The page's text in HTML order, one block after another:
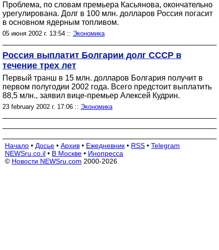
Проблема, по словам премьера Касьянова, окончательно
урегулирована. Долг в 100 млн. долларов Россия погасит
в основном ядерным топливом.
05 июня 2002 г. 13:54 :: Экономика
Россия выплатит Болгарии долг СССР в
течение трех лет
Первый транш в 15 млн. долларов Болгария получит в
первом полугодии 2002 года. Всего предстоит выплатить
88,5 млн., заявил вице-премьер Алексей Кудрин.
23 february 2002 г. 17:06 :: Экономика
Начало • Досье • Архив • Ежедневник • RSS • Telegram
NEWSru.co.il • В Москве • Инопресса
© Новости NEWSru.com 2000-2026